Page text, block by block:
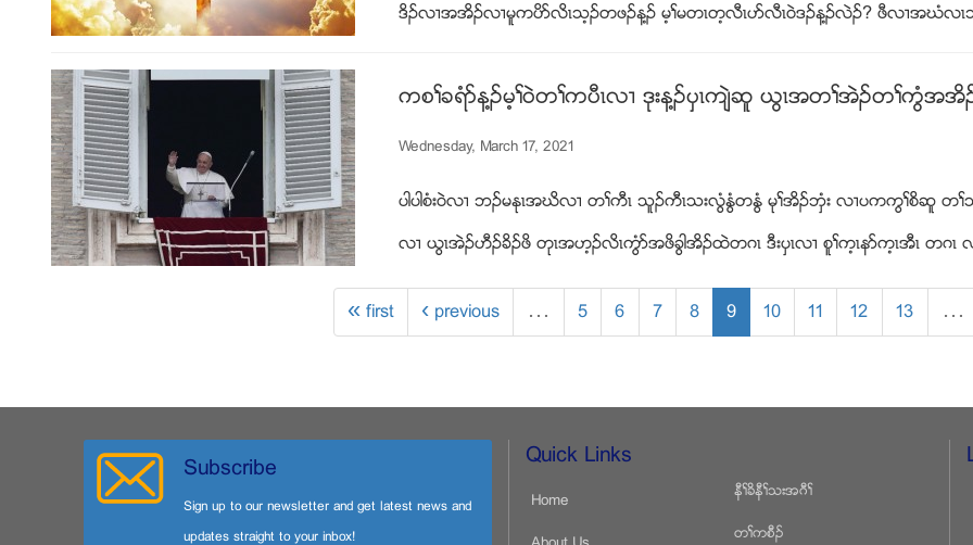
ဒိဥလ႕အအိဥလ႕မူကပိဏလိၚသ့ဥတဖဥန႔ဥ မ့ႈမတၚတ့လီၚပဏလီၚ၀ဲဒဥန႔ဥလဲဥ? ဖီလ႕အဃံလ
ကစႈခရံဏန႔ဥမ့ႈ၀ဲတႈကပီၚလ႕ ဒုးန႔ဥပွၚက်ဲဆူ ဎြၚအတႈအဲဥတႈကြံအအိ
Wednesday, March 17, 2021
ပါပါစံး၀ဲလ႕ ဘဥမႏုၚအဃိလ႕ တႈကီၚ သူဥကီၚသးလြံႏြံတႏြံ မုႈအိဥဘွံး လ႕ပကကြႈစိဆူ
လ႕ ဎြၚအဲဥဟီဥခိဥဖိ တုၚအဟ့ဥလိၚကြံဏအဖိခြါအိဥထဲတဂၚ ဒီးပွၚလ႕ စူႈက့ၚနဏက့ၚအီၚ တဂၚ
« first ‹ previous … 5 6 7 8 9 10 11 12 13 …
Subscribe
Sign up to our newsletter and get latest news and
updates straight to your inbox!
Quick Links
Home နီႈခိနီႈသးအဂီႈ
တႈကစီဥ